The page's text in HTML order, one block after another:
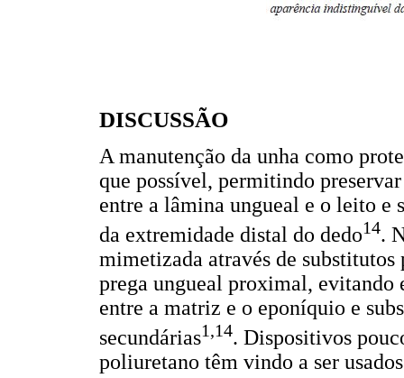
DISCUSSÃO
A manutenção da unha como
que possível, permitindo
entre a lâmina ungueal e o leito e
da extremidade distal do dedo14.
mimetizada através de
prega ungueal proximal, evitando
entre a matriz e o eponíquio e
secundárias1,14. Dispositivos
poliuretano têm vindo a ser